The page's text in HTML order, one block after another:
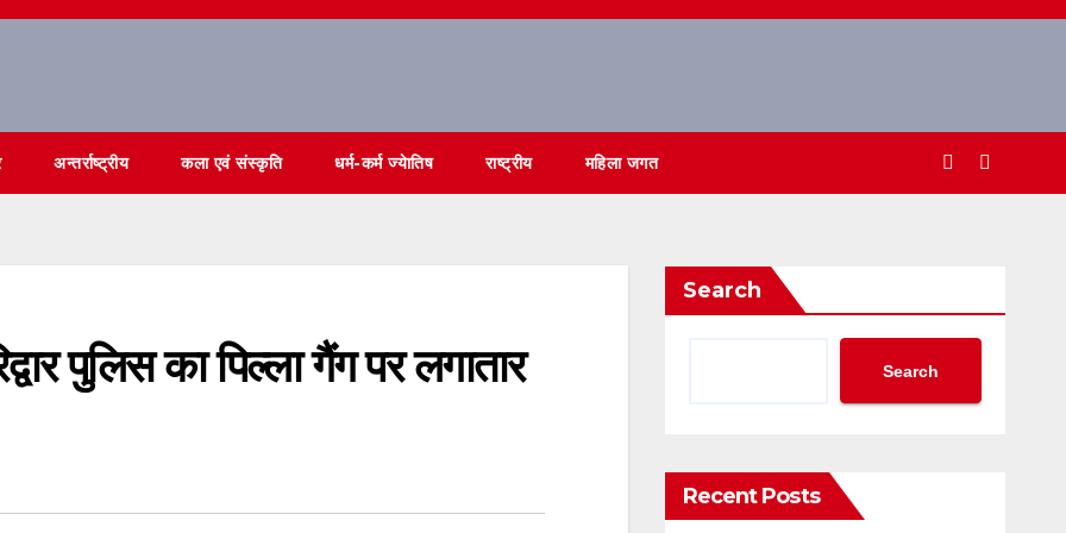
अन्तर्राष्ट्रीय कला एवं संस्कृति धर्म-कर्म ज्येातिष राष्ट्रीय महिला जगत
पुलिस का पिल्ला गैंग पर लगातार
Search
Search
Recent Posts